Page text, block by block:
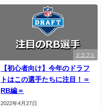
ドラフト
【初心者向け】今年のドラフ
トはこの選手たちに注目！＝
RB編＝
2022年4月27日